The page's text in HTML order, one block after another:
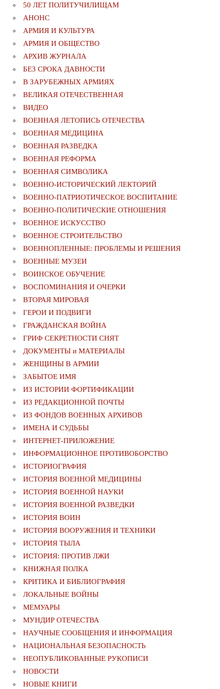
50 ЛЕТ ПОЛИТУЧИЛИЩАМ
АНОНС
АРМИЯ И КУЛЬТУРА
АРМИЯ И ОБЩЕСТВО
АРХИВ ЖУРНАЛА
БЕЗ СРОКА ДАВНОСТИ
В ЗАРУБЕЖНЫХ АРМИЯХ
ВЕЛИКАЯ ОТЕЧЕСТВЕННАЯ
ВИДЕО
ВОЕННАЯ ЛЕТОПИСЬ ОТЕЧЕСТВА
ВОЕННАЯ МЕДИЦИНА
ВОЕННАЯ РАЗВЕДКА
ВОЕННАЯ РЕФОРМА
ВОЕННАЯ СИМВОЛИКА
ВОЕННО-ИСТОРИЧЕСКИЙ ЛЕКТОРИЙ
ВОЕННО-ПАТРИОТИЧЕСКОЕ ВОСПИТАНИЕ
ВОЕННО-ПОЛИТИЧЕСКИE ОТНОШЕНИЯ
ВОЕННОЕ ИСКУССТВО
ВОЕННОЕ СТРОИТЕЛЬСТВО
ВОЕННОПЛЕННЫЕ: ПРОБЛЕМЫ И РЕШЕНИЯ
ВОЕННЫЕ МУЗЕИ
ВОИНСКОЕ ОБУЧЕНИЕ
ВОСПОМИНАНИЯ И ОЧЕРКИ
ВТОРАЯ МИРОВАЯ
ГЕРОИ И ПОДВИГИ
ГРАЖДАНСКАЯ ВОЙНА
ГРИФ СЕКРЕТНОСТИ СНЯТ
ДОКУМЕНТЫ и МАТЕРИАЛЫ
ЖЕНЩИНЫ В АРМИИ
ЗАБЫТОЕ ИМЯ
ИЗ ИСТОРИИ ФОРТИФИКАЦИИ
ИЗ РЕДАКЦИОННОЙ ПОЧТЫ
ИЗ ФОНДОВ ВОЕННЫХ АРХИВОВ
ИМЕНА И СУДЬБЫ
ИНТЕРНЕТ-ПРИЛОЖЕНИЕ
ИНФОРМАЦИОННОЕ ПРОТИВОБОРСТВО
ИСТОРИОГРАФИЯ
ИСТОРИЯ ВОЕННОЙ МЕДИЦИНЫ
ИСТОРИЯ ВОЕННОЙ НАУКИ
ИСТОРИЯ ВОЕННОЙ РАЗВЕДКИ
ИСТОРИЯ ВОИН
ИСТОРИЯ ВООРУЖЕНИЯ И ТЕХНИКИ
ИСТОРИЯ ТЫЛА
ИСТОРИЯ: ПРОТИВ ЛЖИ
КНИЖНАЯ ПОЛКА
КРИТИКА И БИБЛИОГРАФИЯ
ЛОКАЛЬНЫЕ ВОЙНЫ
МЕМУАРЫ
МУНДИР ОТЕЧЕСТВА
НАУЧНЫЕ СООБЩЕНИЯ И ИНФОРМАЦИЯ
НАЦИОНАЛЬНАЯ БЕЗОПАСНОСТЬ
НЕОПУБЛИКОВАННЫЕ РУКОПИСИ
НОВОСТИ
НОВЫЕ КНИГИ